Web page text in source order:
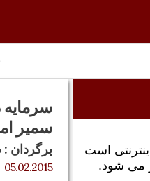
سرمایه
سمیر
برگردان
05.02.2015
است
می شود.